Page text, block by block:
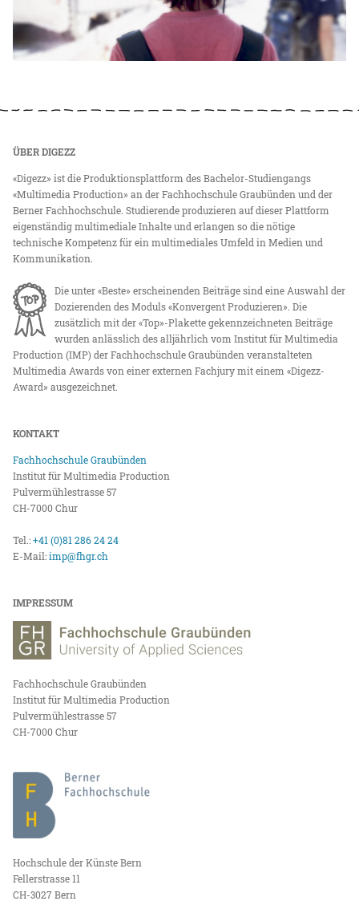
ÜBER DIGEZZ
«Digezz» ist die Produktionsplattform des Bachelor-Studiengangs
«Multimedia Production» an der Fachhochschule Graubünden und der
Berner Fachhochschule. Studierende produzieren auf dieser Plattform
eigenständig multimediale Inhalte und erlangen so die nötige
technische Kompetenz für ein multimediales Umfeld in Medien und
Kommunikation.
Die unter «Beste» erscheinenden Beiträge sind eine Auswahl der
Dozierenden des Moduls «Konvergent Produzieren». Die
zusätzlich mit der «Top»-Plakette gekennzeichneten Beiträge
wurden anlässlich des alljährlich vom Institut für Multimedia
Production (IMP) der Fachhochschule Graubünden veranstalteten
Multimedia Awards von einer externen Fachjury mit einem «Digezz-
Award» ausgezeichnet.
KONTAKT
Fachhochschule Graubünden
Institut für Multimedia Production
Pulvermühlestrasse 57
CH-7000 Chur
Tel.:+41 (0)81 286 24 24
E-Mail:imp@fhgr.ch
IMPRESSUM
Fachhochschule Graubünden
Institut für Multimedia Production
Pulvermühlestrasse 57
CH-7000 Chur
Hochschule der Künste Bern
Fellerstrasse 11
CH-3027 Bern